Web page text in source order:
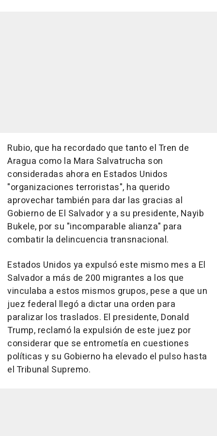
Rubio, que ha recordado que tanto el Tren de
Aragua como la Mara Salvatrucha son
consideradas ahora en Estados Unidos
"organizaciones terroristas", ha querido
aprovechar también para dar las gracias al
Gobierno de El Salvador y a su presidente, Nayib
Bukele, por su "incomparable alianza" para
combatir la delincuencia transnacional.
Estados Unidos ya expulsó este mismo mes a El
Salvador a más de 200 migrantes a los que
vinculaba a estos mismos grupos, pese a que un
juez federal llegó a dictar una orden para
paralizar los traslados. El presidente, Donald
Trump, reclamó la expulsión de este juez por
considerar que se entrometía en cuestiones
políticas y su Gobierno ha elevado el pulso hasta
el Tribunal Supremo.